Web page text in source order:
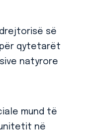
së
për qytetarët
natyrore
mund të
në